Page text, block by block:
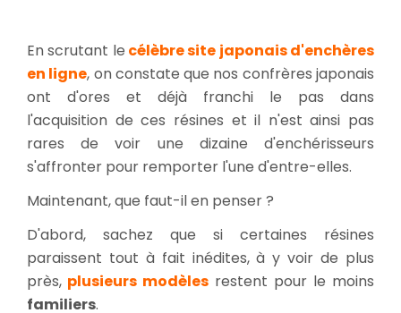
En scrutant le célèbre site japonais d'enchères
en ligne, on constate que nos confrères japonais
ont d'ores et déjà franchi le pas dans
l'acquisition de ces résines et il n'est ainsi pas
rares de voir une dizaine d'enchérisseurs
s'affronter pour remporter l'une d'entre-elles.
Maintenant, que faut-il en penser ?
D'abord, sachez que si certaines résines
paraissent tout à fait inédites, à y voir de plus
près, plusieurs modèles restent pour le moins
familiers.